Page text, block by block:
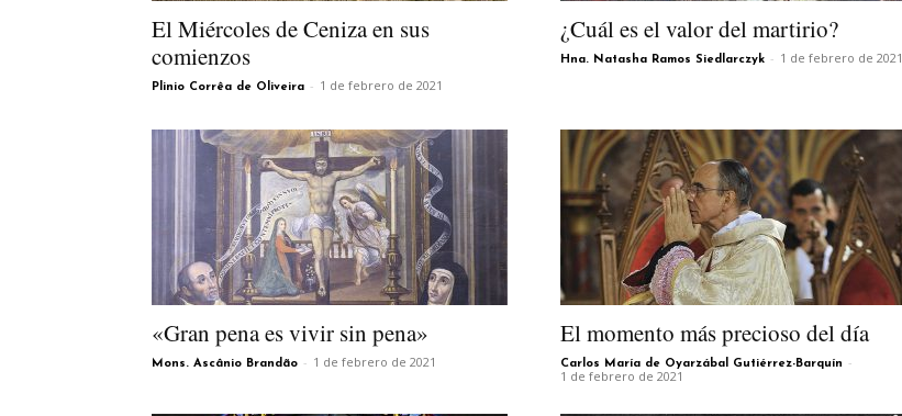
El Miércoles de Ceniza en sus
comienzos
Plinio Corrêa de Oliveira - 1 de febrero de 2021
¿Cuál es el valor del martirio?
Hna. Natasha Ramos Siedlarczyk - 1 de febrero de 2021
«Gran pena es vivir sin pena»
Mons. Ascânio Brandão - 1 de febrero de 2021
El momento más precioso del día
Carlos María de Oyarzábal Gutiérrez-Barquín
-
1 de febrero de 2021